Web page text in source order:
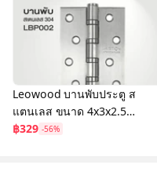
Leowood บานพับประตู ส
แตนเลส ขนาด 4x3x2.5
mm. 1 ชุด บรรจุ 3 ชิ้น รุ่น
฿329 -56%